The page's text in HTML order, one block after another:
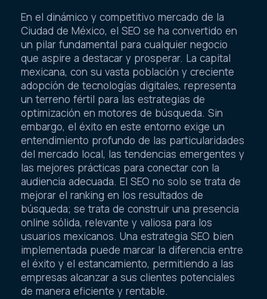
En el dinámico y competitivo mercado de la
Ciudad de México, el SEO se ha convertido en
un pilar fundamental para cualquier negocio
que aspire a destacar y prosperar. La capital
mexicana, con su vasta población y creciente
adopción de tecnologías digitales, representa
un terreno fértil para las estrategias de
optimización en motores de búsqueda. Sin
embargo, el éxito en este entorno exige un
entendimiento profundo de las particularidades
del mercado local, las tendencias emergentes y
las mejores prácticas para conectar con la
audiencia adecuada. El SEO no solo se trata de
mejorar el ranking en los resultados de
búsqueda; se trata de construir una presencia
online sólida, relevante y valiosa para los
usuarios mexicanos. Una estrategia SEO bien
implementada puede marcar la diferencia entre
el éxito y el estancamiento, permitiendo a las
empresas alcanzar a sus clientes potenciales
de manera eficiente y rentable.